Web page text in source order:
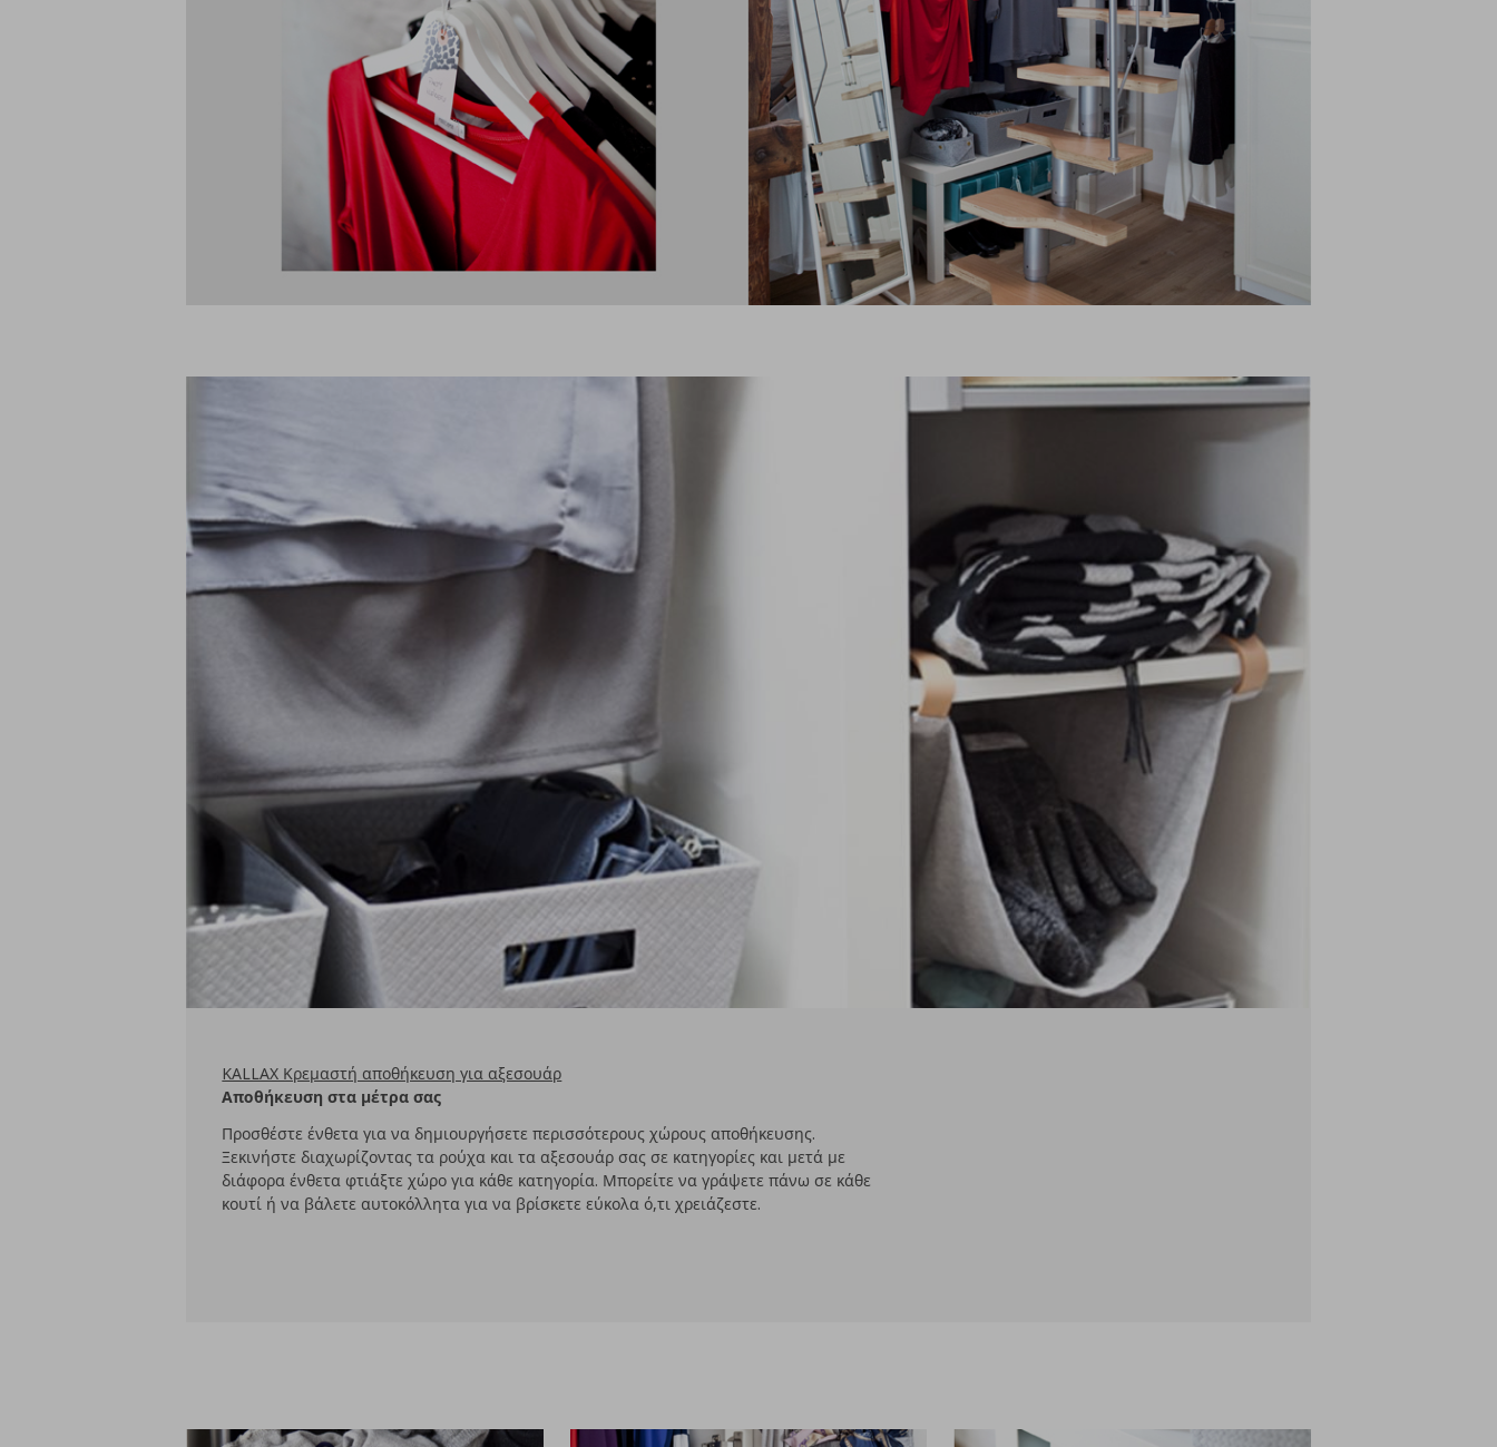
KALLAX Κρεμαστή αποθήκευση για αξεσουάρ
Αποθήκευση στα μέτρα σας
Προσθέστε ένθετα για να δημιουργήσετε περισσότερους χώρους αποθήκευσης.
Ξεκινήστε διαχωρίζοντας τα ρούχα και τα αξεσουάρ σας σε κατηγορίες και μετά με
διάφορα ένθετα φτιάξτε χώρο για κάθε κατηγορία. Μπορείτε να γράψετε πάνω σε κάθε
κουτί ή να βάλετε αυτοκόλλητα για να βρίσκετε εύκολα ό,τι χρειάζεστε.